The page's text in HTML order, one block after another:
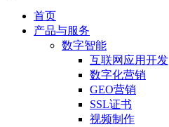
首页
产品与服务
数字智能
互联网应用开发
数字化营销
GEO营销
SSL证书
视频制作